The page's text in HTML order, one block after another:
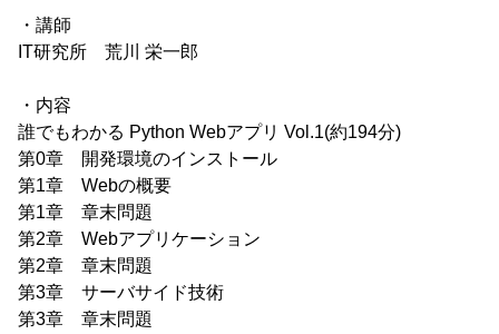
・講師
IT研究所 荒川 栄一郎
・内容
誰でもわかる Python Webアプリ Vol.1(約194分)
第0章 開発環境のインストール
第1章 Webの概要
第1章 章末問題
第2章 Webアプリケーション
第2章 章末問題
第3章 サーバサイド技術
第3章 章末問題